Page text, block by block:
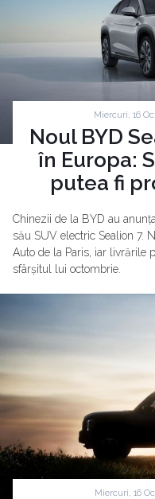
Miercuri, 16
Noul BYD
în Europa:
putea fi
Chinezii de la BYD au
său SUV electric Sealion 7.
Auto de la Paris, iar livrările
sfârșitul lui octombrie.
Miercuri, 16